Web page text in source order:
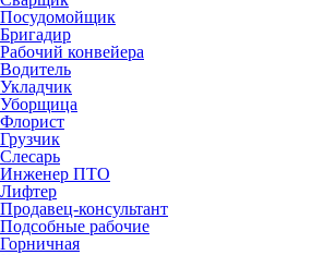
Посудомойщик
Бригадир
Рабочий конвейера
Водитель
Укладчик
Уборщица
Флорист
Грузчик
Слесарь
Инженер ПТО
Лифтер
Продавец-консультант
Подсобные рабочие
Горничная